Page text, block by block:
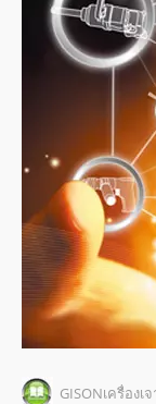
GISONเครื่อง